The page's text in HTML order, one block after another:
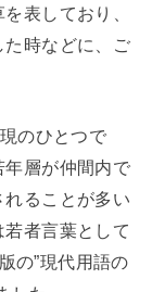
表しており、
時などに、ご
のひとつで
層が仲間内で
ることが多い
者言葉として
の”現代用語の